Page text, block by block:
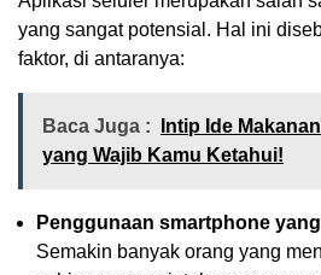
yang sangat potensial. Hal ini
faktor, di antaranya:
Baca Juga :
Intip Ide
yang Wajib Kamu Ketahui!
Penggunaan smartphone
Semakin banyak orang yang